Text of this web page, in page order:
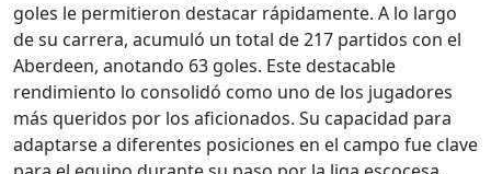
goles le permitieron destacar rápidamente. A lo largo
de su carrera, acumuló un total de 217 partidos con el
Aberdeen, anotando 63 goles. Este destacable
rendimiento lo consolidó como uno de los jugadores
más queridos por los aficionados. Su capacidad para
adaptarse a diferentes posiciones en el campo fue clave